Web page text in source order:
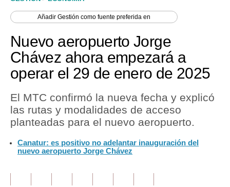
Economía
Mercados
Política
Tu Dinero
Finanzas Personales
Inmobiliarias
AñadirGestión como fuente preferida en
Nuevo aeropuerto Jorge
Chávez ahora empezará a
operar el 29 de enero de 2025
El MTC confirmó la nueva fecha y explicó
las rutas y modalidades de acceso
planteadas para el nuevo aeropuerto.
Canatur: es positivo no adelantar inauguración del
nuevo aeropuerto Jorge Chávez